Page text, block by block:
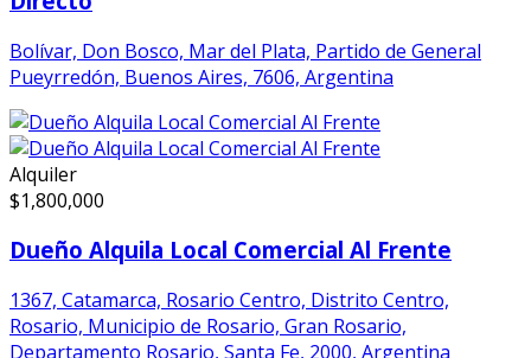
Bolívar, Don Bosco, Mar del Plata, Partido de General
Pueyrredón, Buenos Aires, 7606, Argentina
Alquiler
$1,800,000
Dueño Alquila Local Comercial Al Frente
1367, Catamarca, Rosario Centro, Distrito Centro,
Rosario, Municipio de Rosario, Gran Rosario,
Departamento Rosario, Santa Fe, 2000, Argentina